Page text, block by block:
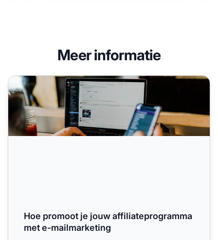
Meer informatie
Hoe promoot je jouw affiliateprogramma met e-
Hoe promoot je jouw affiliateprogramma
met e-mailmarketing